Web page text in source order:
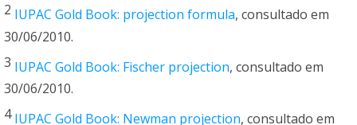
2 IUPAC Gold Book: projection formula, consultado em
30/06/2010.
3 IUPAC Gold Book: Fischer projection, consultado em
30/06/2010.
4 IUPAC Gold Book: Newman projection, consultado em